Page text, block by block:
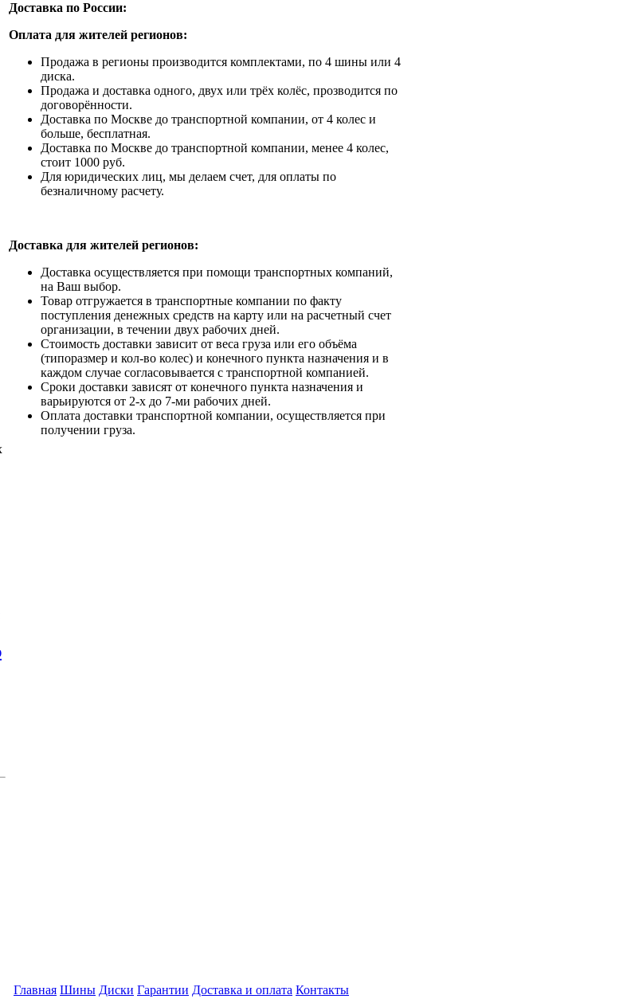
Доставка по России:
Оплата для жителей регионов:
Продажа в регионы производится комплектами, по 4 шины или 4
диска.
Продажа и доставка одного, двух или трёх колёс, прозводится по
договорённости.
Доставка по Москве до транспортной компании, от 4 колес и
больше, бесплатная.
Доставка по Москве до транспортной компании, менее 4 колес,
стоит 1000 руб.
Для юридических лиц, мы делаем счет, для оплаты по
безналичному расчету.
Доставка для жителей регионов:
Доставка осуществляется при помощи транспортных компаний,
на Ваш выбор.
Товар отгружается в транспортные компании по факту
поступления денежных средств на карту или на расчетный счет
организации, в течении двух рабочих дней.
Стоимость доставки зависит от веса груза или его объёма
(типоразмер и кол-во колес) и конечного пункта назначения и в
каждом случае согласовывается с транспортной компанией.
Сроки доставки зависят от конечного пункта назначения и
варьируются от 2-х до 7-ми рабочих дней.
Оплата доставки транспортной компании, осуществляется при
получении груза.
Главная Шины Диски Гарантии Доставка и оплата Контакты